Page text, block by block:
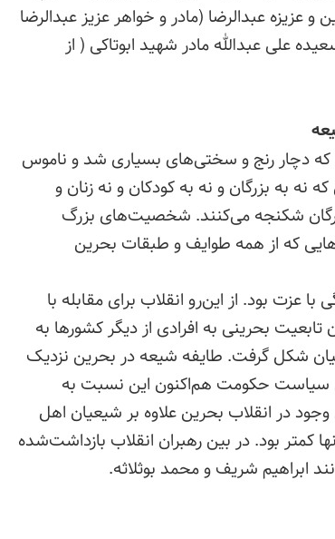
عبدالرضا (مادر و خواهر عزیز عبدالرضا
علی عبدالله مادر شهید ابوتاکی ( از
دچار رنج و سختی‌های بسیاری شد و ناموس
به بزرگان و نه به کودکان و نه زنان و
شکنجه می‌کنند. شخصیت‌های بزرگ
که از همه طوایف و طبقات بحرین
عزت بود. از این‌رو انقلاب برای مقابله با
بحرینی به افرادی از دیگر کشورها به
شکل گرفت. طایفه شیعه در بحرین نزدیک
سیاست حکومت هم‌اکنون این نسبت به
در انقلاب بحرین علاوه بر شیعیان اهل
کمتر بود. در بین رهبران انقلاب بازداشت‌شده
ابراهیم شریف و محمد بوثلاثه.